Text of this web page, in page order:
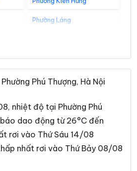
Phường Láng
Phường Ngọc Hà
Phường Phú Diễn
Phường Sơn Tây
Phường Tây Mỗ
Phú Thượng, Hà Nội
nhiệt độ tại Phường Phú
dao động từ 26°C đến
rơi vào Thứ Sáu 14/08
nhất rơi vào Thứ Bảy 08/08